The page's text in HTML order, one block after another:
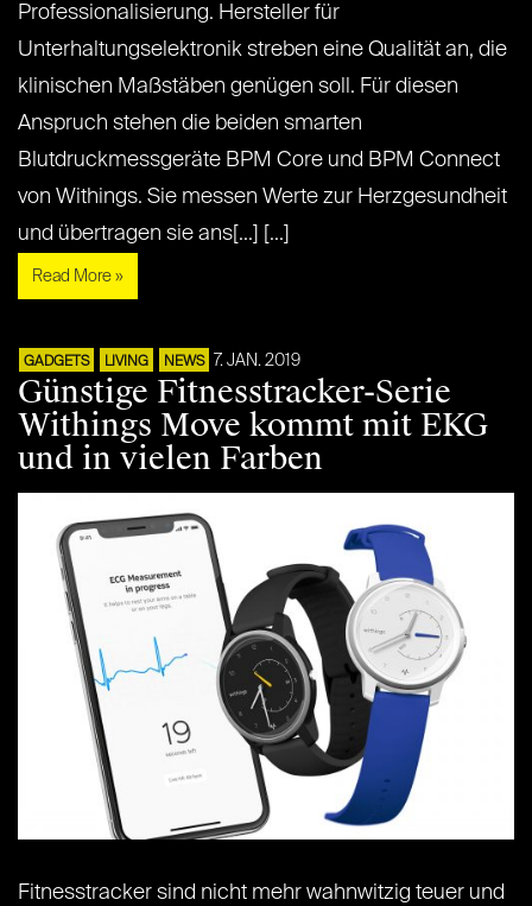
Professionalisierung. Hersteller für
Unterhaltungselektronik streben eine Qualität an, die
klinischen Maßstäben genügen soll. Für diesen
Anspruch stehen die beiden smarten
Blutdruckmessgeräte BPM Core und BPM Connect
von Withings. Sie messen Werte zur Herzgesundheit
und übertragen sie ans[...] [...]
Read More »
GADGETS LIVING NEWS 7. JAN. 2019
Günstige Fitnesstracker-Serie
Withings Move kommt mit EKG
und in vielen Farben
Fitnesstracker sind nicht mehr wahnwitzig teuer und